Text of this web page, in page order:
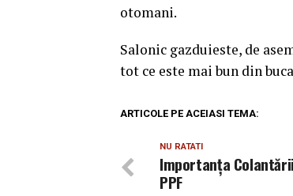
otomani.
Salonic gazduieste, de
tot ce este mai bun din
ARTICOLE PE ACEIASI TEMA:
NU RATATI
Importanța
PPF